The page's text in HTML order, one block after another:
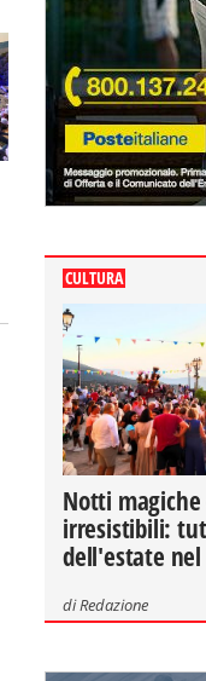
CULTURA
Notti magiche
irresistibili:
dell'estate
diRedazione